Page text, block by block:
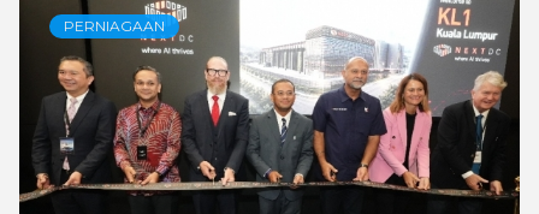
PERNIAGAAN